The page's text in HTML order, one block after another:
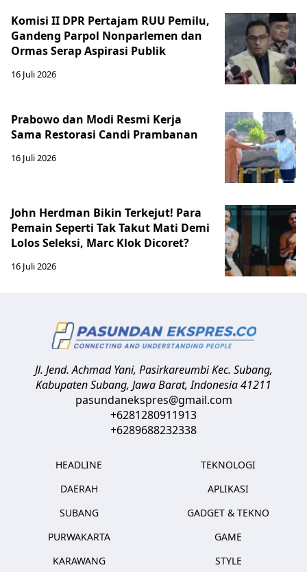
Komisi II DPR Pertajam RUU Pemilu,
Gandeng Parpol Nonparlemen dan
Ormas Serap Aspirasi Publik
16 Juli 2026
Prabowo dan Modi Resmi Kerja
Sama Restorasi Candi Prambanan
16 Juli 2026
John Herdman Bikin Terkejut! Para
Pemain Seperti Tak Takut Mati Demi
Lolos Seleksi, Marc Klok Dicoret?
16 Juli 2026
Jl. Jend. Achmad Yani, Pasirkareumbi Kec. Subang,
Kabupaten Subang, Jawa Barat,Indonesia41211
pasundanekspres@gmail.com
+6281280911913
+6289688232338
HEADLINE
DAERAH
SUBANG
PURWAKARTA
KARAWANG
TEKNOLOGI
APLIKASI
GADGET & TEKNO
GAME
STYLE